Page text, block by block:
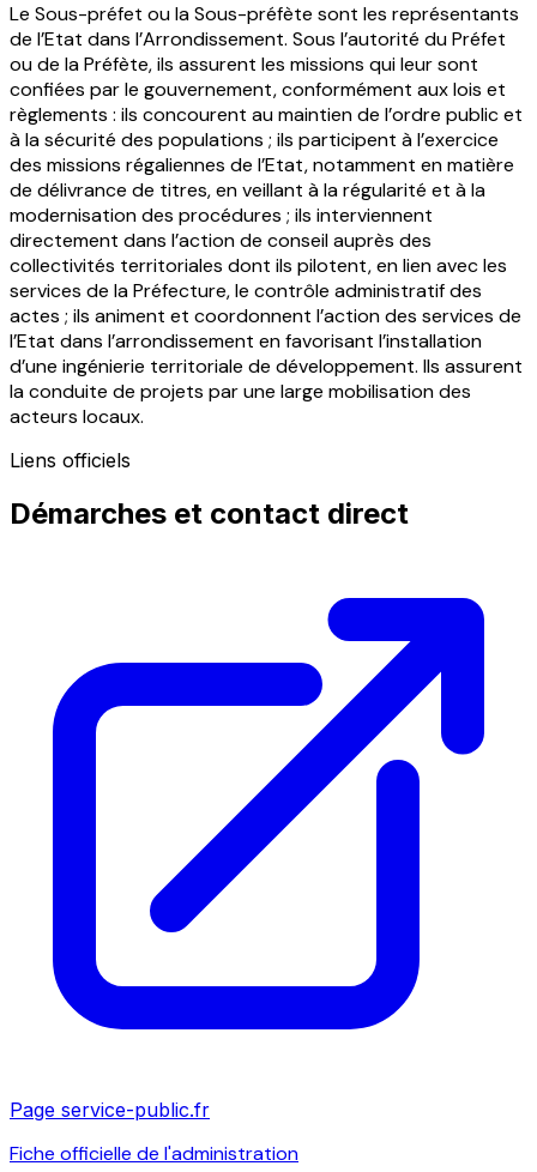
Le Sous-préfet ou la Sous-préfète sont les représentants
de l’Etat dans l’Arrondissement. Sous l’autorité du Préfet
ou de la Préfète, ils assurent les missions qui leur sont
confiées par le gouvernement, conformément aux lois et
règlements : ils concourent au maintien de l’ordre public et
à la sécurité des populations ; ils participent à l’exercice
des missions régaliennes de l’Etat, notamment en matière
de délivrance de titres, en veillant à la régularité et à la
modernisation des procédures ; ils interviennent
directement dans l’action de conseil auprès des
collectivités territoriales dont ils pilotent, en lien avec les
services de la Préfecture, le contrôle administratif des
actes ; ils animent et coordonnent l’action des services de
l’Etat dans l’arrondissement en favorisant l’installation
d’une ingénierie territoriale de développement. Ils assurent
la conduite de projets par une large mobilisation des
acteurs locaux.
Liens officiels
Démarches et contact direct
Page service-public.fr
Fiche officielle de l'administration